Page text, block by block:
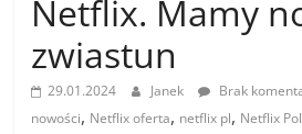
Netflix. Mamy
zwiastun
29.01.2024 Janek Brak
nowości, Netflix oferta, netflix pl, Netflix